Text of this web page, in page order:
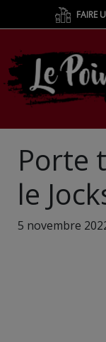
FAIRE
Porte
le
5 novembre